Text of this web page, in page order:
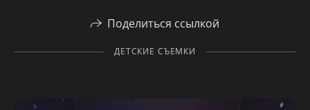
Поделиться ссылкой
ДЕТСКИЕ СЪЕМКИ